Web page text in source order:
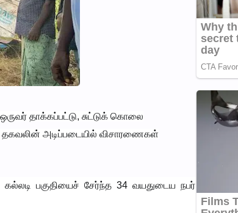
தாக்கப்பட்டு, சுட்டுக் கொலை
அடிப்படையில் விசாரணைகள்
பகுதியைச் சேர்ந்த 34 வயதுடைய நபர்